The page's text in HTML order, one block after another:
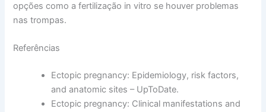
opções como a fertilização in vitro se houver problemas
nas trompas.
Referências
Ectopic pregnancy: Epidemiology, risk factors,
and anatomic sites – UpToDate.
Ectopic pregnancy: Clinical manifestations and